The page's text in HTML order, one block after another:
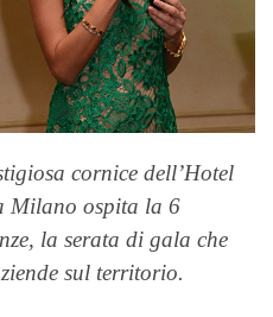
cornice dell’Hotel
Milano ospita la 6
, la serata di gala che
sul territorio.